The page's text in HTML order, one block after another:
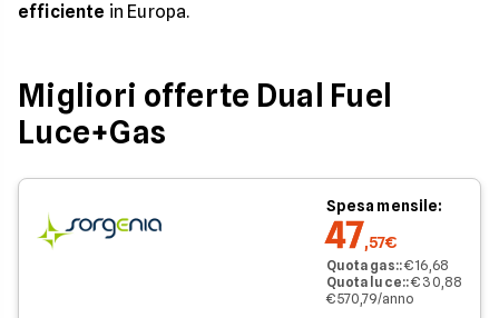
efficiente in Europa.
Migliori offerte Dual Fuel
Luce+Gas
Spesa mensile:
47,57€
Quota gas::€ 16,68
Quota luce::€ 30,88
€ 570,79/anno